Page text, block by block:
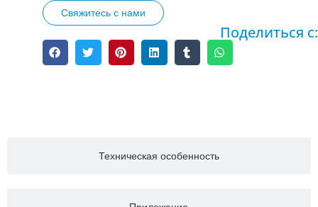
Свяжитесь с нами
Поделиться с:
Техническая особенность